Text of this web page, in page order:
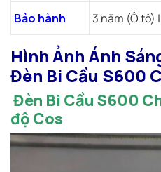
Bảo hành 3 năm (Ô tô)
Hình Ảnh Ánh
Đèn Bi Cầu S600
Đèn Bi Cầu S600
độ Cos